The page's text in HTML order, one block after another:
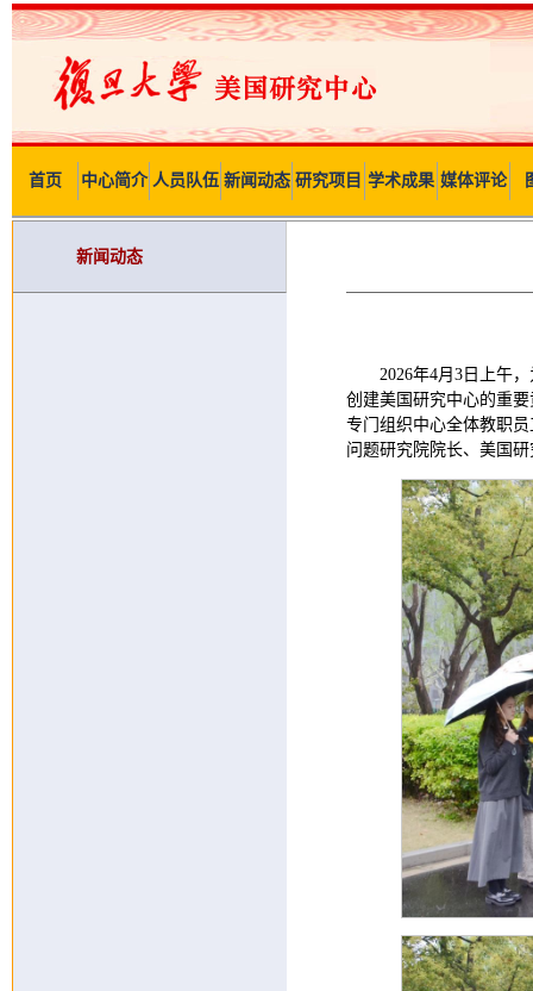
首页 中心简介 人员队伍 新闻动态 研究项目 学术成果 媒体评论
新闻动态
2026年4月3日上午
创建美国研究中心的重
专门组织中心全体教职
问题研究院院长、美国